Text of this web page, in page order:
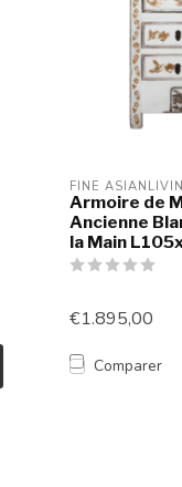
FINE
Armoire de
Ancienne
la Main
€1.895,00
Comparer